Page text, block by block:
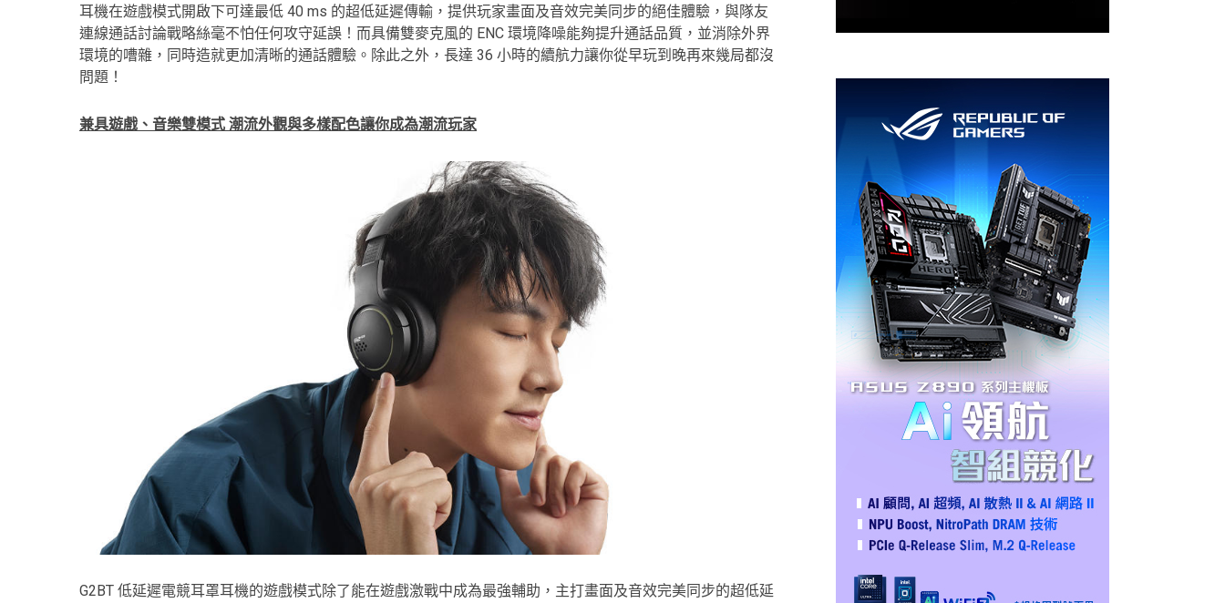
耳機在遊戲模式開啟下可達最低 40 ms 的超低延遲傳輸，提供玩家畫面及音效完美同步的絕佳體驗，與隊友
連線通話討論戰略絲毫不怕任何攻守延誤！而具備雙麥克風的 ENC 環境降噪能夠提升通話品質，並消除外界
環境的嘈雜，同時造就更加清晰的通話體驗。除此之外，長達 36 小時的續航力讓你從早玩到晚再來幾局都沒
問題！
兼具遊戲、音樂雙模式 潮流外觀與多樣配色讓你成為潮流玩家
G2BT 低延遲電競耳罩耳機的遊戲模式除了能在遊戲激戰中成為最強輔助，主打畫面及音效完美同步的超低延